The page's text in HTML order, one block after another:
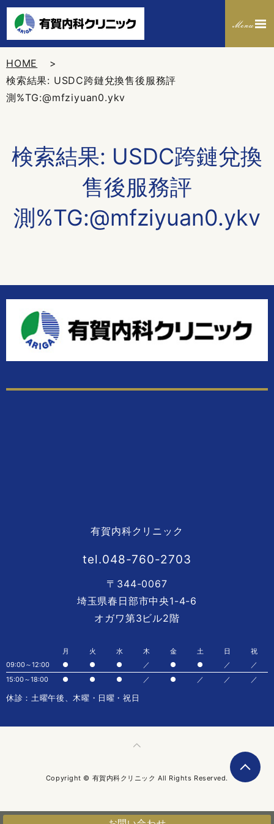
HOME
検索結果: USDC跨鏈兌換售後服務評
測%TG:@mfziyuan0.ykv
検索結果: USDC跨鏈兌換
售後服務評
測%TG:@mfziyuan0.ykv
有賀内科クリニック
tel.048-760-2703
〒344-0067
埼玉県春日部市中央1-4-6
オガワ第3ビル2階
月 火 水 木 金 土 日
祝
09:00～12:00
● ● ● ／ ● ● ／
／
15:00～18:00
● ● ● ／ ● ／ ／ ／
休診：土曜午後、木曜・日曜・祝日
Copyright © 有賀内科クリニック All Rights Reserved.